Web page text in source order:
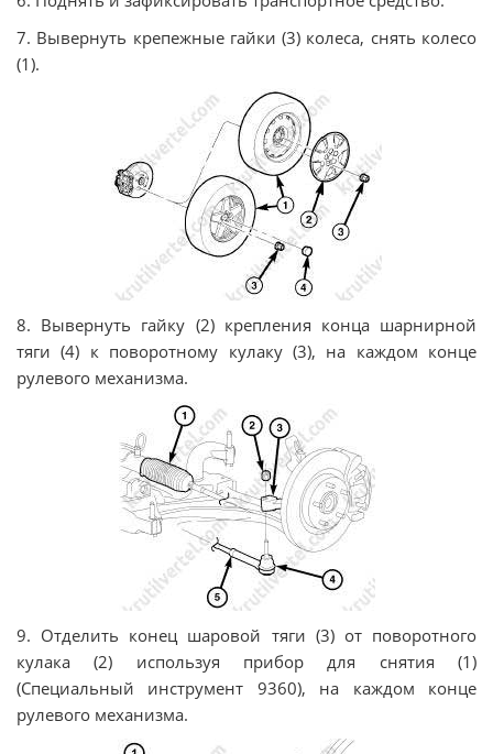
7. Вывернуть крепежные гайки (3) колеса, снять колесо
(1).
8. Вывернуть гайку (2) крепления конца шарнирной
тяги (4) к поворотному кулаку (3), на каждом конце
рулевого механизма.
9. Отделить конец шаровой тяги (3) от поворотного
кулака (2) используя прибор для снятия (1)
(Специальный инструмент 9360), на каждом конце
рулевого механизма.